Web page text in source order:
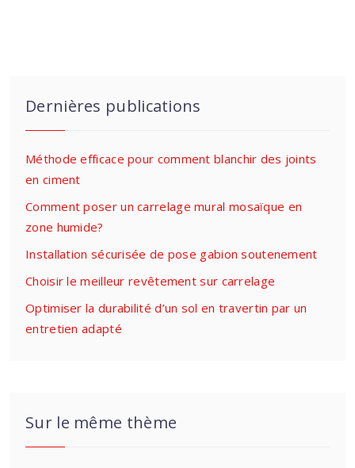
Dernières publications
Méthode efficace pour comment blanchir des joints
en ciment
Comment poser un carrelage mural mosaïque en
zone humide?
Installation sécurisée de pose gabion soutenement
Choisir le meilleur revêtement sur carrelage
Optimiser la durabilité d’un sol en travertin par un
entretien adapté
Sur le même thème